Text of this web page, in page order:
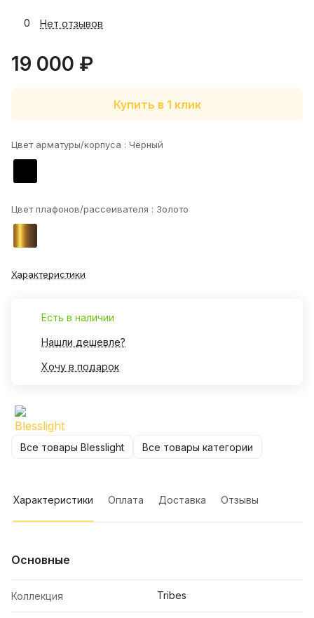
0 Нет отзывов
19 000 ₽
Купить в 1 клик
Цвет арматуры/корпуса : Чёрный
Цвет плафонов/рассеивателя : Золото
Характеристики
Есть в наличии
Нашли дешевле?
Хочу в подарок
Все товары Blesslight Все товары категории
Характеристики Оплата Доставка Отзывы
Основные
Коллекция Tribes